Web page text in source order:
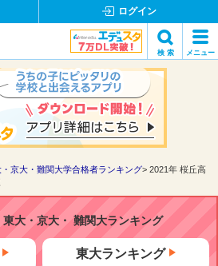
ログイン
検 索 メニュー
検索
京大・難関大学合格者ランキング
2021年 桜丘高
東大・京大・ 難関大ランキング
東大ランキング